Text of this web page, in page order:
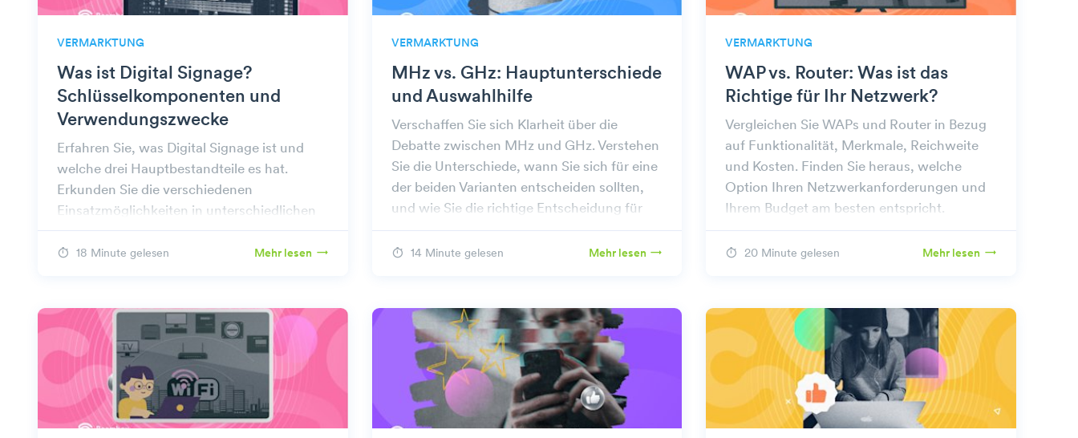
VERMARKTUNG
Was ist Digital Signage?
Schlüsselkomponenten und
Verwendungszwecke
Erfahren Sie, was Digital Signage ist und
welche drei Hauptbestandteile es hat.
Erkunden Sie die verschiedenen
Einsatzmöglichkeiten in unterschiedlichen
Branchen und entdecken Sie die beste
Software für effektive Werbung.
18 Minute gelesen Mehr lesen
VERMARKTUNG
MHz vs. GHz: Hauptunterschiede
und Auswahlhilfe
Verschaffen Sie sich Klarheit über die
Debatte zwischen MHz und GHz. Verstehen
Sie die Unterschiede, wann Sie sich für eine
der beiden Varianten entscheiden sollten,
und wie Sie die richtige Entscheidung für
Ihre Bedürfnisse treffen.
14 Minute gelesen Mehr lesen
VERMARKTUNG
WAP vs. Router: Was ist das
Richtige für Ihr Netzwerk?
Vergleichen Sie WAPs und Router in Bezug
auf Funktionalität, Merkmale, Reichweite
und Kosten. Finden Sie heraus, welche
Option Ihren Netzwerkanforderungen und
Ihrem Budget am besten entspricht.
20 Minute gelesen Mehr lesen